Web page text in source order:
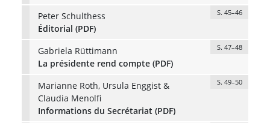
Peter Schulthess
S. 45–46
Éditorial (PDF)
Gabriela Rüttimann
S. 47–48
La présidente rend compte (PDF)
Marianne Roth, Ursula Enggist &
Claudia Menolfi
S. 49–50
Informations du Secrétariat (PDF)